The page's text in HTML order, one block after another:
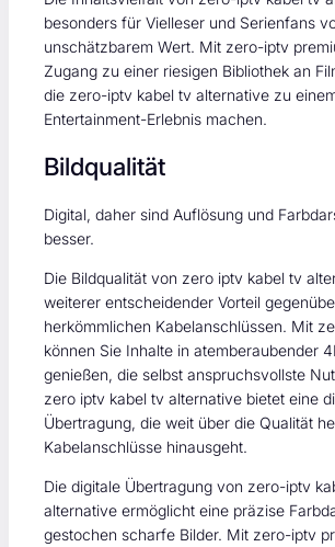
besonders für Vielleser und Serienfans
unschätzbarem Wert. Mit zero-iptv
Zugang zu einer riesigen Bibliothek an
die zero-iptv kabel tv alternative zu
Entertainment-Erlebnis machen.
Bildqualität
Digital, daher sind Auflösung und
besser.
Die Bildqualität von zero iptv kabel tv
weiterer entscheidender Vorteil
herkömmlichen Kabelanschlüssen. Mit
können Sie Inhalte in atemberaubender
genießen, die selbst anspruchsvollste
zero iptv kabel tv alternative bietet eine
Übertragung, die weit über die Qualität
Kabelanschlüsse hinausgeht.
Die digitale Übertragung von zero-iptv
alternative ermöglicht eine präzise
gestochen scharfe Bilder. Mit zero-iptv